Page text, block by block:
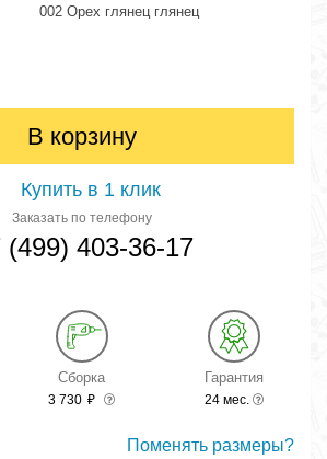
002 Орех глянец глянец
В корзину
Купить в 1 клик
Заказать по телефону
(499) 403-36-17
Сборка
3 730 ₽
Гарантия
24 мес.
Поменять размеры?